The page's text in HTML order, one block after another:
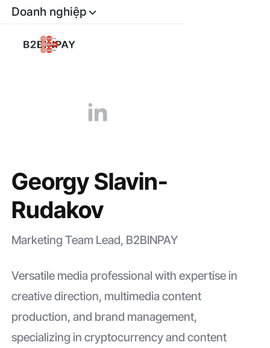
Doanh nghiệp
Georgy Slavin-
Rudakov
Marketing Team Lead, B2BINPAY
Versatile media professional with expertise in
creative direction, multimedia content
production, and brand management,
specializing in cryptocurrency and content